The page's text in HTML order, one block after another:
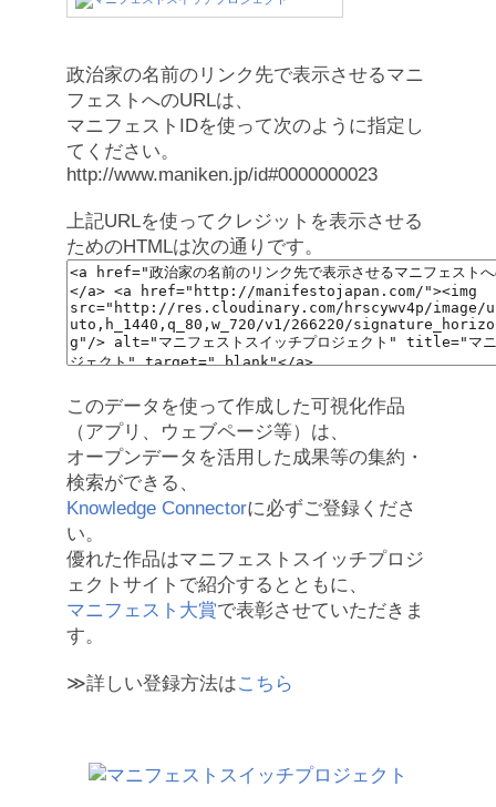
政治家の名前のリンク先で表示させるマニ
フェストへのURLは、
マニフェストIDを使って次のように指定し
てください。
http://www.maniken.jp/id#0000000023
上記URLを使ってクレジットを表示させる
ためのHTMLは次の通りです。
このデータを使って作成した可視化作品
（アプリ、ウェブページ等）は、
オープンデータを活用した成果等の集約・
検索ができる、
Knowledge Connectorに必ずご登録くださ
い。
優れた作品はマニフェストスイッチプロジ
ェクトサイトで紹介するとともに、
マニフェスト大賞で表彰させていただきま
す。
≫詳しい登録方法はこちら